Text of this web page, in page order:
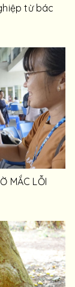
từ bác
MẮC LỖI